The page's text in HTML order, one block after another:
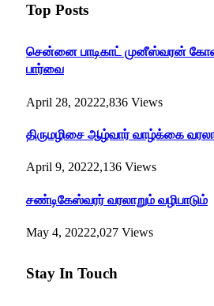
Top Posts
சென்னை பாடிகாட் முனீஸ்வரன்
பார்வை
April 28, 20222,836 Views
திருமழிசை ஆழ்வார் வாழ்க்கை
April 9, 20222,136 Views
சண்டிகேஸ்வரர் வரலாறும் வழிபாடும்
May 4, 20222,027 Views
Stay In Touch